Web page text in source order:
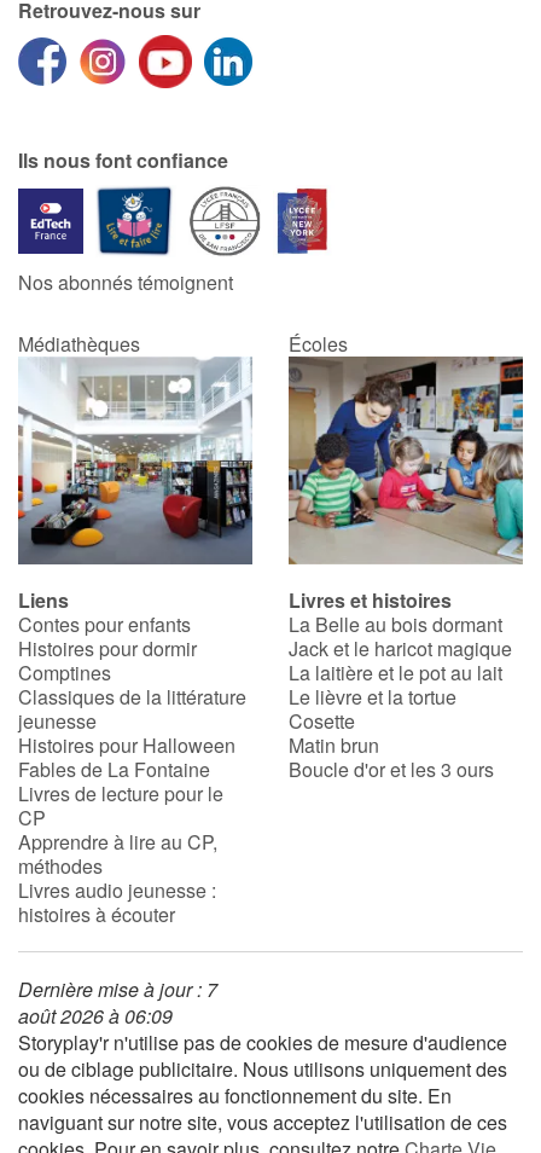
Retrouvez-nous sur
Ils nous font confiance
Nos abonnés témoignent
Médiathèques Écoles
Liens
Contes pour enfants
Histoires pour dormir
Comptines
Classiques de la littérature
jeunesse
Histoires pour Halloween
Fables de La Fontaine
Livres de lecture pour le
CP
Apprendre à lire au CP,
méthodes
Livres audio jeunesse :
histoires à écouter
Livres et histoires
La Belle au bois dormant
Jack et le haricot magique
La laitière et le pot au lait
Le lièvre et la tortue
Cosette
Matin brun
Boucle d'or et les 3 ours
Dernière mise à jour : 7
août 2026 à 06:09
Storyplay'r n'utilise pas de cookies de mesure d'audience
ou de ciblage publicitaire. Nous utilisons uniquement des
cookies nécessaires au fonctionnement du site. En
naviguant sur notre site, vous acceptez l'utilisation de ces